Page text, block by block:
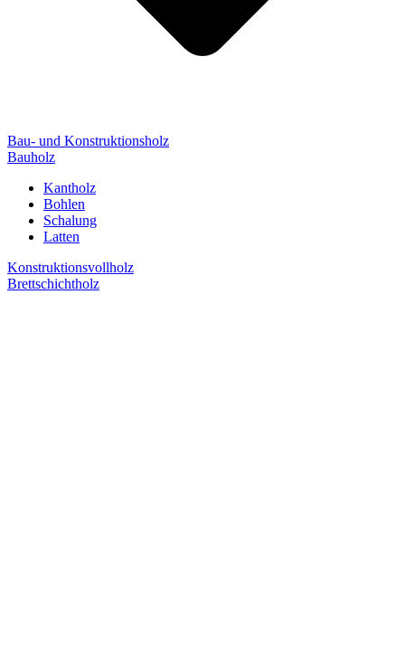
Bau- und Konstruktionsholz
Bauholz
Kantholz
Bohlen
Schalung
Latten
Konstruktionsvollholz
Brettschichtholz